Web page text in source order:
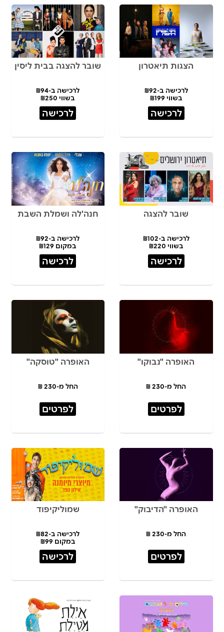
הצגות תיאטרון
לרכישה ב-₪92
בשווי ₪199
לרכישה
שובר להצגה בבית ליסין
לרכישה ב-₪94
בשווי ₪250
לרכישה
שובר להצגה
לרכישה ב-₪102
בשווי ₪220
לרכישה
חנה'לה ושמלת השבת
לרכישה ב-₪92
במקום ₪129
לרכישה
האופרה "נבוקו"
החל מ-230 ₪
לפרטים
האופרה "טוסקה"
החל מ-230 ₪
לפרטים
האופרה "הדיבוק"
החל מ-230 ₪
לפרטים
שמוליקיפוד
לרכישה ב-₪82
במקום ₪99
לרכישה